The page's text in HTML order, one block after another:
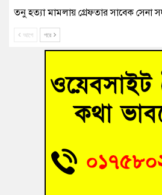
তনু হত্যা মামলায় গ্রেফতার সাবেক সেনা
আহত শিক্ষার্থীদের দেখতে গিয়ে
হোমনায় বিধবা নারীর জমি দখল ও
বুড়িচংয়ে অতিথি পাখির আবাসস্থল
বুড়িচংয়ে জুলাই গণঅভ্যুত্থান দিবস
আগে পরে